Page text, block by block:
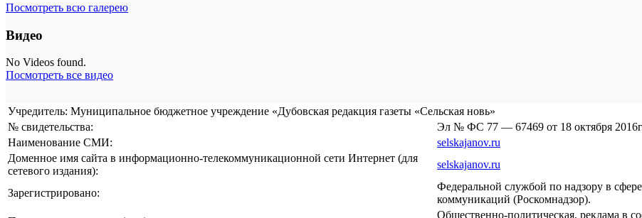
Посмотреть всю галерею
Видео
No Videos found.
Посмотреть все видео
Учредитель: Муниципальное бюджетное учреждение «Дубовская редакция газеты «Сельская новь»
№ свидетельства:
Эл № ФС 77 — 67469 от 18 октября
Наименование СМИ:
selskajanov.ru
Доменное имя сайта в информационно-телекоммуникационной сети Интернет (для
сетевого издания):
selskajanov.ru
Зарегистрировано:
Федеральной службой по надзору в
коммуникаций (Роскомнадзор).
Общественно-политическая, реклама в